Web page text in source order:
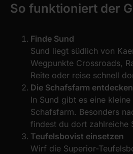
So funktioniert der
Finde Sund
Sund liegt südlich von
Wegpunkte Crossroads,
Reite oder reise schnell
Die Schafsfarm entdecken
In Sund gibt es eine
Schafsfarm. Besonders
findest du dort zahlreiche
Teufelsbovist einsetzen
Wirf die Superior-